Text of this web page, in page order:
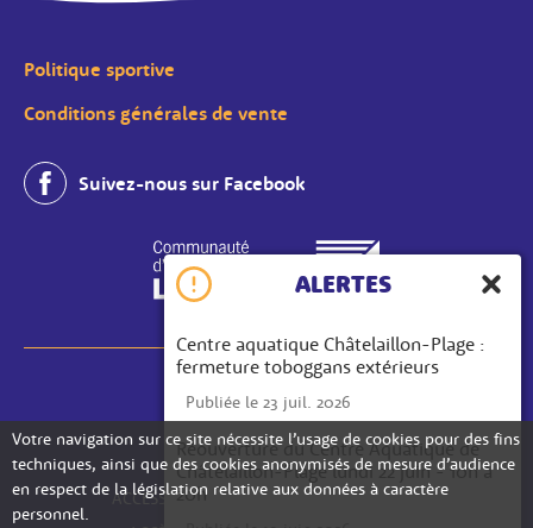
Votre navigation sur ce site nécessite l’usage de cookies pour des fins
techniques, ainsi que des cookies anonymisés de mesure d’audience
en respect de la législation relative aux données à caractère
personnel.
ALERTES
Centre aquatique Châtelaillon-Plage :
fermeture toboggans extérieurs
Publiée le 23 juil. 2026
Réouverture du Centre Aquatique de
Châtelaillon-Plage lundi 22 juin - 10h à
20h
Politique sportive
Conditions générales de vente
Suivez-nous sur Facebook
MENTIONS LÉGALES
PLAN DU SITE
DONNÉES PERSONNELLES
ACCESSIBILITÉ : TOTALEMENT CONFORME